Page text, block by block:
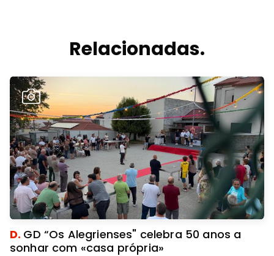
Relacionadas.
D. GD “Os Alegrienses" celebra 50 anos a
sonhar com «casa própria»